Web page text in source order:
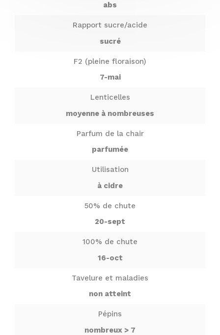
abs
Rapport sucre/acide
sucré
F2 (pleine floraison)
7-mai
Lenticelles
moyenne à nombreuses
Parfum de la chair
parfumée
Utilisation
à cidre
50% de chute
20-sept
100% de chute
16-oct
Tavelure et maladies
non atteint
Pépins
nombreux > 7